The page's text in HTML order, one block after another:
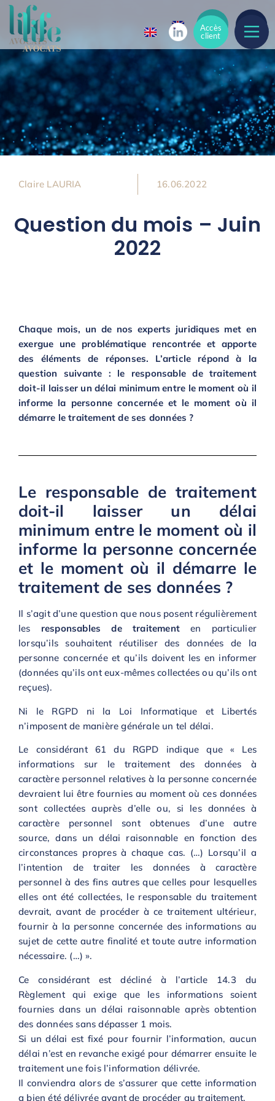
Accès
client
Accès
client
Claire LAURIA 16.06.2022
Question du mois – Juin
2022
Chaque mois, un de nos experts juridiques met en
exergue une problématique rencontrée et apporte
des éléments de réponses. L’article répond à la
question suivante : le responsable de traitement
doit-il laisser un délai minimum entre le moment où il
informe la personne concernée et le moment où il
démarre le traitement de ses données ?
Le responsable de traitement
doit-il laisser un délai
minimum entre le moment où il
informe la personne concernée
et le moment où il démarre le
traitement de ses données ?
Il s’agit d’une question que nous posent régulièrement
les responsables de traitement en particulier
lorsqu’ils souhaitent réutiliser des données de la
personne concernée et qu’ils doivent les en informer
(données qu’ils ont eux-mêmes collectées ou qu’ils ont
reçues).
Ni le RGPD ni la Loi Informatique et Libertés
n’imposent de manière générale un tel délai.
Le considérant 61 du RGPD indique que « Les
informations sur le traitement des données à
caractère personnel relatives à la personne concernée
devraient lui être fournies au moment où ces données
sont collectées auprès d’elle ou, si les données à
caractère personnel sont obtenues d’une autre
source, dans un délai raisonnable en fonction des
circonstances propres à chaque cas. (…) Lorsqu’il a
l’intention de traiter les données à caractère
personnel à des fins autres que celles pour lesquelles
elles ont été collectées, le responsable du traitement
devrait, avant de procéder à ce traitement ultérieur,
fournir à la personne concernée des informations au
sujet de cette autre finalité et toute autre information
nécessaire. (…) ».
Ce considérant est décliné à l’article 14.3 du
Règlement qui exige que les informations soient
fournies dans un délai raisonnable après obtention
des données sans dépasser 1 mois.
Si un délai est fixé pour fournir l’information, aucun
délai n’est en revanche exigé pour démarrer ensuite le
traitement une fois l’information délivrée.
Il conviendra alors de s’assurer que cette information
a bien été délivrée avant de procéder au traitement.